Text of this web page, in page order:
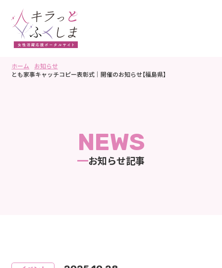
ホーム
お知らせ
とも家事キャッチコピー表彰式｜開催のお知らせ【福島県】
NEWS
お知らせ記事